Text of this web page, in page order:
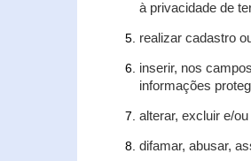
à privacidade de
realizar cadastro
inserir, nos
informações
alterar, excluir e/
difamar, abusar,